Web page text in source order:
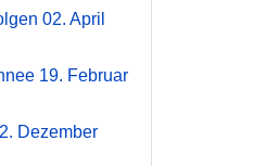
02. April
19. Februar
Dezember